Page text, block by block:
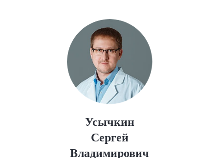
Усычкин
Сергей
Владимирович